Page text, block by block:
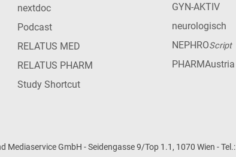
nextdoc
Podcast
RELATUS MED
RELATUS PHARM
Study Shortcut
GYN-AKTIV
neurologisch
NEPHROScript
PHARMAustria
Mediaservice GmbH - Seidengasse 9/Top 1.1, 1070 Wien - Tel.: